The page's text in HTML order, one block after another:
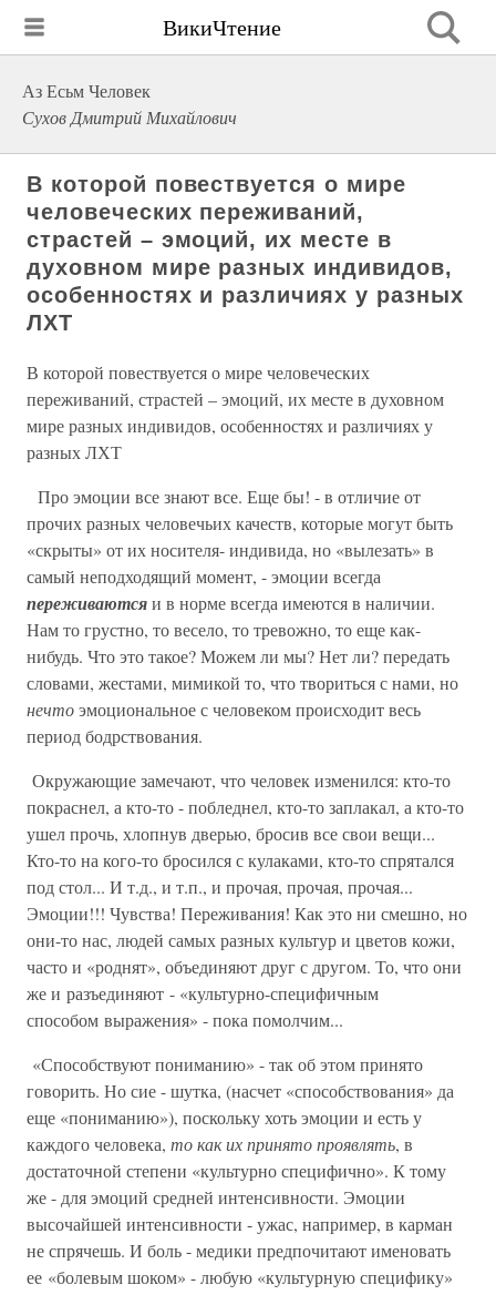
ВикиЧтение
Аз Есьм Человек
Сухов Дмитрий Михайлович
В которой повествуется о мире
человеческих переживаний,
страстей – эмоций, их месте в
духовном мире разных индивидов,
особенностях и различиях у разных
ЛХТ
В которой повествуется о мире человеческих
переживаний, страстей – эмоций, их месте в духовном
мире разных индивидов, особенностях и различиях у
разных ЛХТ
Про эмоции все знают все. Еще бы! - в отличие от
прочих разных человечьих качеств, которые могут быть
«скрыты» от их носителя- индивида, но «вылезать» в
самый неподходящий момент, - эмоции всегда
переживаютсяи в норме всегда имеются в наличии.
Нам то грустно, то весело, то тревожно, то еще как-
нибудь. Что это такое? Можем ли мы? Нет ли? передать
словами, жестами, мимикой то, что твориться с нами, но
нечтоэмоциональное с человеком происходит весь
период бодрствования.
Окружающие замечают, что человек изменился: кто-то
покраснел, а кто-то - побледнел, кто-то заплакал, а кто-то
ушел прочь, хлопнув дверью, бросив все свои вещи...
Кто-то на кого-то бросился с кулаками, кто-то спрятался
под стол... И т.д., и т.п., и прочая, прочая, прочая...
Эмоции!!! Чувства! Переживания! Как это ни смешно, но
они-то нас, людей самых разных культур и цветов кожи,
часто и «роднят», объединяют друг с другом. То, что они
же и разъединяют - «культурно-специфичным
способом выражения» - пока помолчим...
«Способствуют пониманию» - так об этом принято
говорить. Но сие - шутка, (насчет «способствования» да
еще «пониманию»), поскольку хоть эмоции и есть у
каждого человека, то как их принято проявлять, в
достаточной степени «культурно специфично». К тому
же - для эмоций средней интенсивности. Эмоции
высочайшей интенсивности - ужас, например, в карман
не спрячешь. И боль - медики предпочитают именовать
ее «болевым шоком» - любую «культурную специфику»